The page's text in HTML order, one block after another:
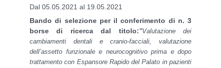
Dal 05.05.2021 al 19.05.2021
Bando di selezione per il conferimento di n. 3
borse di ricerca dal titolo:"Valutazione dei
cambiamenti dentali e cranio-facciali, valutazione
dell’assetto funzionale e neurocognitivo prima e dopo
trattamento con Espansore Rapido del Palato in pazienti